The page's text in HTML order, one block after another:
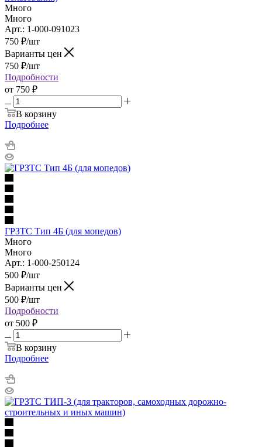
Много
Много
Арт.: 1-000-091023
750 ₽/шт
Варианты цен
750 ₽/шт
Подробности
от 750 ₽
В корзину
Подробнее
ГРЗТС Тип 4Б (для мопедов)
Много
Много
Арт.: 1-000-250124
500 ₽/шт
Варианты цен
500 ₽/шт
Подробности
от 500 ₽
В корзину
Подробнее